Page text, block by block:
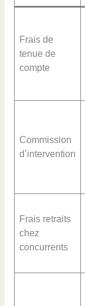
Frais de
tenue de
compte
Commission
d’intervention
Frais retraits
chez
concurrents